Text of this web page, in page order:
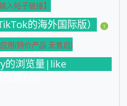
入帖子链接】
的海外国际版） 1
用(特价产品 无售后)
的浏览量|like
票Poll